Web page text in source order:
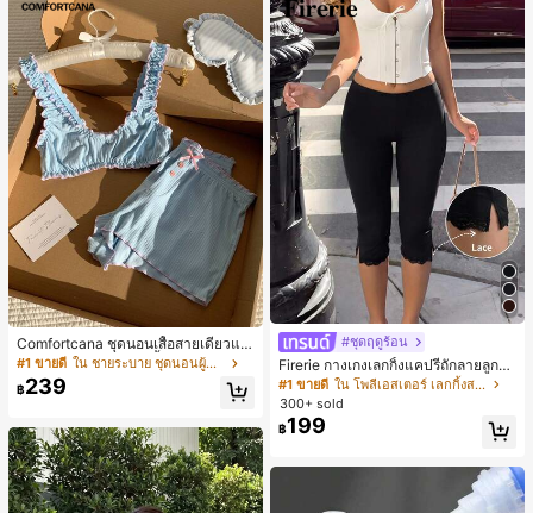
Comfortcana ชุดนอนเสื้อสายเดี่ยวแต่
งระบายและกางเกงขาสั้นสำหรับผู้หญิง
#1 ขายดี ใน ชายระบาย ชุดนอนผู้หญิง
฿239
#ชุดฤดูร้อน
Firerie กางเกงเลกกิ้งแคปรีถักลายลูกไม้
สีดำหรูหราสำหรับผู้หญิง อเนกประสงค์
สำหรับกีฬา แฟชั่น ชายหาด เทศกาลด
นตรี ฤดูร้อนแบบสบายๆ
#1 ขายดี
ใน โพลีเอสเตอร์ เลกกิ้งสตรี
300+ sold
฿199